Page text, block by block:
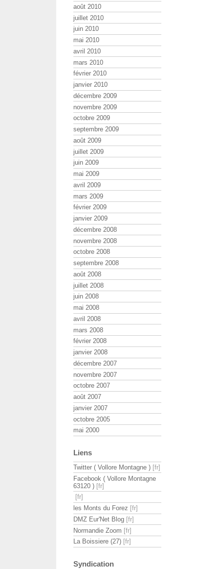
août 2010
juillet 2010
juin 2010
mai 2010
avril 2010
mars 2010
février 2010
janvier 2010
décembre 2009
novembre 2009
octobre 2009
septembre 2009
août 2009
juillet 2009
juin 2009
mai 2009
avril 2009
mars 2009
février 2009
janvier 2009
décembre 2008
novembre 2008
octobre 2008
septembre 2008
août 2008
juillet 2008
juin 2008
mai 2008
avril 2008
mars 2008
février 2008
janvier 2008
décembre 2007
novembre 2007
octobre 2007
août 2007
janvier 2007
octobre 2005
mai 2000
Liens
Twitter ( Vollore Montagne )
Facebook ( Vollore Montagne
63120 )
les Monts du Forez
DMZ Eur'Net Blog
Normandie Zoom
La Boissiere (27)
Syndication